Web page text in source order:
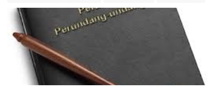
Lembar Kerja PPKn Lembar Kerja Siswa
Lembar Kerja Siswa Interaktif
Memaknai Peraturan Perundang-Undangan